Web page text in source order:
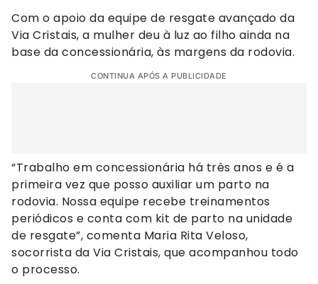
Com o apoio da equipe de resgate avançado da
Via Cristais, a mulher deu à luz ao filho ainda na
base da concessionária, às margens da rodovia.
CONTINUA APÓS A PUBLICIDADE
“Trabalho em concessionária há três anos e é a
primeira vez que posso auxiliar um parto na
rodovia. Nossa equipe recebe treinamentos
periódicos e conta com kit de parto na unidade
de resgate”, comenta Maria Rita Veloso,
socorrista da Via Cristais, que acompanhou todo
o processo.